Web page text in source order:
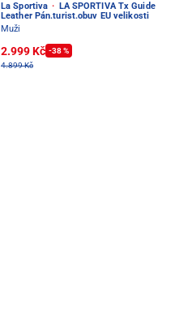
La Sportiva ·
LA SPORTIVA Tx Guide
Leather Pán.turist.obuv EU velikosti
Muži
2.999 Kč -38 %
4.899 Kč